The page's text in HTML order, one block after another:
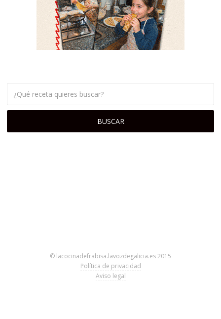
© lacocinadefrabisa.lavozdegalicia.es 2015
Política de privacidad
Aviso legal